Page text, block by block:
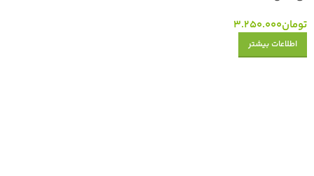
تومان3.250.000
اطلاعات بیشتر